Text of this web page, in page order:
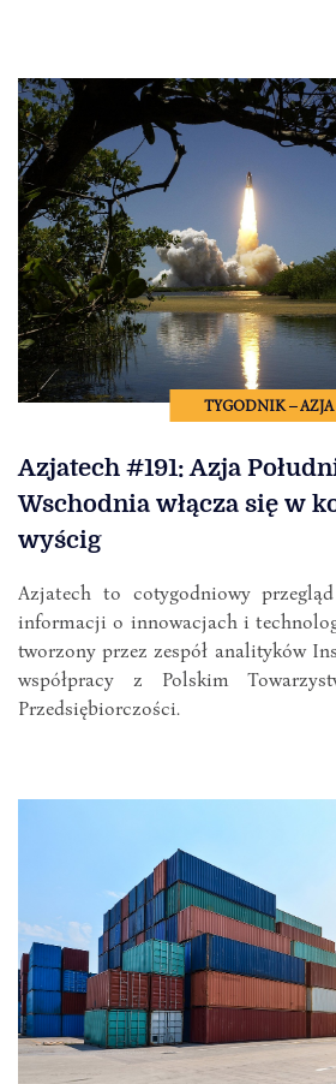
TYGODNIK – AZJA
Azjatech #191: Azja
Wschodnia włącza się w
wyścig
Azjatech to cotygodniowy
informacji o innowacjach i
tworzony przez zespół analityków
współpracy z Polskim
Przedsiębiorczości.